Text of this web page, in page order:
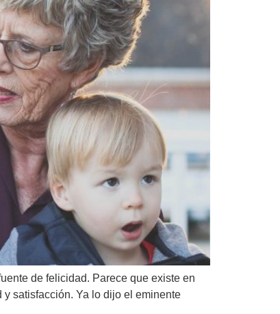
de felicidad. Parece que existe en
satisfacción. Ya lo dijo el eminente